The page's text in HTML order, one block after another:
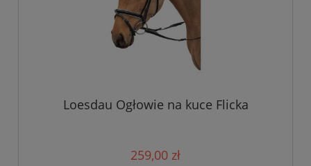
Loesdau Ogłowie na kuce Flicka
259,00 zł